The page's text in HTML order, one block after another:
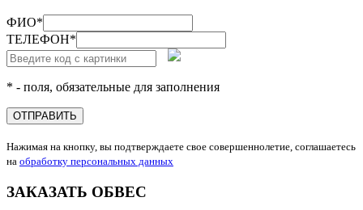
ФИО*
ТЕЛЕФОН*
* - поля, обязательные для заполнения
ОТПРАВИТЬ
Нажимая на кнопку, вы подтверждаете свое совершеннолетие, соглашаетесь
на обработку персональных данных
ЗАКАЗАТЬ ОБВЕС